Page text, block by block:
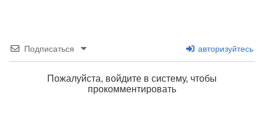
Подписаться авторизуйтесь
Пожалуйста, войдите в систему, чтобы
прокомментировать